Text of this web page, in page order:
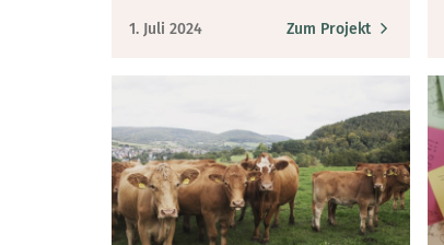
1. Juli 2024 Zum Projekt